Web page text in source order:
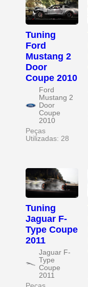
Tuning
Ford
Mustang 2
Door
Coupe 2010
Ford
Mustang 2
Door
Coupe
2010
Peças
Utilizadas: 28
Tuning
Jaguar F-
Type Coupe
2011
Jaguar F-
Type
Coupe
2011